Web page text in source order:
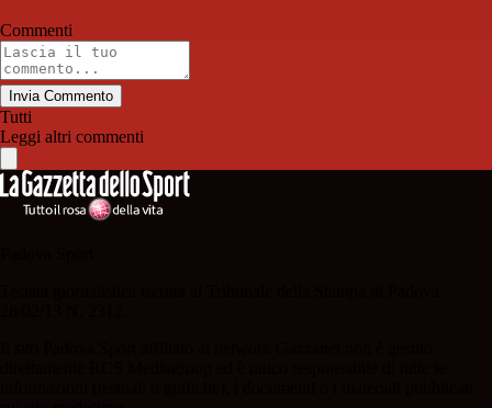
Commenti
Invia Commento
Tutti
Leggi altri commenti